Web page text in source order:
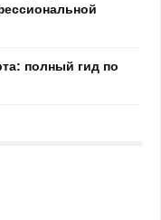
полный гид по